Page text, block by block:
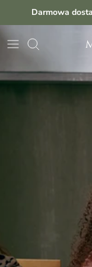
Przejdź do treści
Darmowa